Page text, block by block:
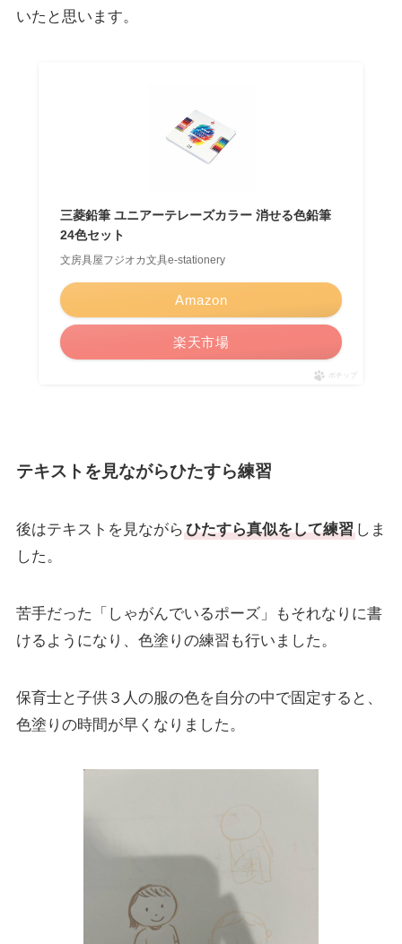
いたと思います。
三菱鉛筆 ユニアーテレーズカラー 消せる色鉛筆
24色セット
文房具屋フジオカ文具e-stationery
Amazon
楽天市場
ポチップ
テキストを見ながらひたすら練習
後はテキストを見ながら ひたすら真似をして練習しま
した。
苦手だった「しゃがんでいるポーズ」もそれなりに書
けるようになり、色塗りの練習も行いました。
保育士と子供３人の服の色を自分の中で固定すると、
色塗りの時間が早くなりました。